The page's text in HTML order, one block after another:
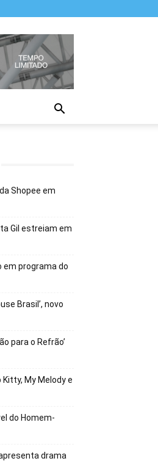
Shopee em
Gil estreiam em
em programa do
Brasil’, novo
para o Refrão’
Kitty, My Melody e
do Homem-
drama